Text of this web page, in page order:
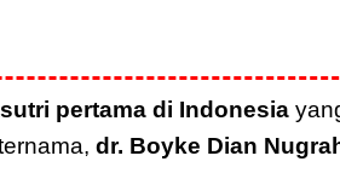
pertama di Indonesia
dr. Boyke Dian